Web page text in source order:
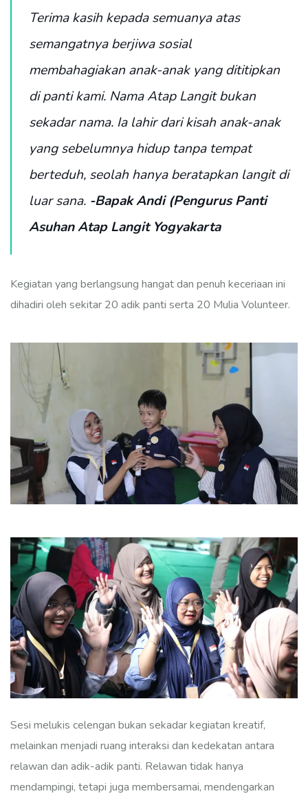
Terima kasih kepada semuanya atas
semangatnya berjiwa sosial
membahagiakan anak-anak yang dititipkan
di panti kami. NamaAtap Langitbukan
sekadar nama. Ia lahir dari kisah anak-anak
yang sebelumnya hidup tanpa tempat
berteduh, seolah hanya beratapkan langit di
luar sana. -Bapak Andi (Pengurus Panti
Asuhan Atap Langit Yogyakarta
Kegiatan yang berlangsung hangat dan penuh keceriaan ini
dihadiri oleh sekitar 20 adik panti serta 20 Mulia Volunteer.
Sesi melukis celengan bukan sekadar kegiatan kreatif,
melainkan menjadi ruang interaksi dan kedekatan antara
relawan dan adik-adik panti. Relawan tidak hanya
mendampingi, tetapi juga membersamai, mendengarkan